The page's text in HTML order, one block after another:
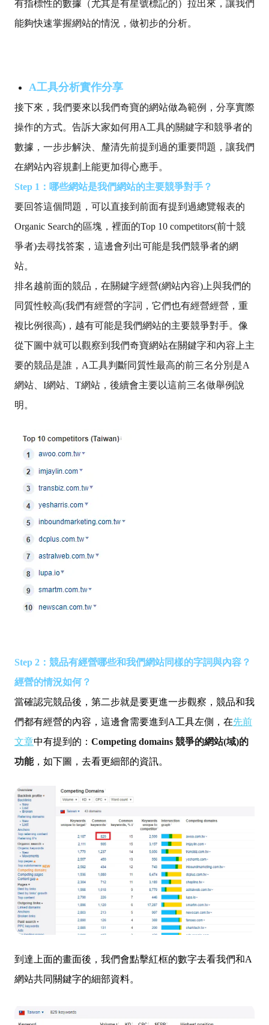
有指標性的數據（尤其是有星號標記的）拉出來，讓我們
能夠快速掌握網站的情況，做初步的分析。
A工具分析實作分享
接下來，我們要來以我們奇寶的網站做為範例，分享實際
操作的方式。告訴大家如何用A工具的關鍵字和競爭者的
數據，一步步解決、釐清先前提到過的重要問題，讓我們
在網站內容規劃上能更加得心應手。
Step 1：哪些網站是我們網站的主要競爭對手？
要回答這個問題，可以直接到前面有提到過總覽報表的
Organic Search的區塊，裡面的Top 10 competitors(前十競
爭者)去尋找答案，這邊會列出可能是我們競爭者的網
站。
排名越前面的競品，在關鍵字經營(網站內容)上與我們的
同質性較高(我們有經營的字詞，它們也有經營經營，重
複比例很高)，越有可能是我們網站的主要競爭對手。像
從下圖中就可以觀察到我們奇寶網站在關鍵字和內容上主
要的競品是誰，A工具判斷同質性最高的前三名分別是A
網站、I網站、T網站，後續會主要以這前三名做舉例說
明。
Step 2：競品有經營哪些和我們網站同樣的字詞與內容？
經營的情況如何？
當確認完競品後，第二步就是要更進一步觀察，競品和我
們都有經營的內容，這邊會需要進到A工具左側，在先前
文章中有提到的： Competing domains 競爭的網站(域)的
功能，如下圖，去看更細部的資訊。
到達上面的畫面後，我們會點擊紅框的數字去看我們和A
網站共同關鍵字的細部資料。